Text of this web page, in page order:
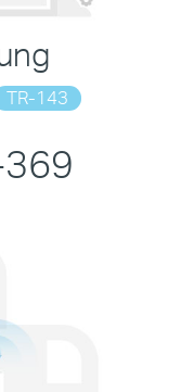
TR-143